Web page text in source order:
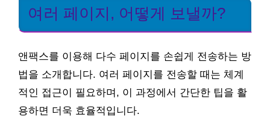
여러 페이지, 어떻게 보낼까?
앤팩스를 이용해 다수 페이지를 손쉽게 전송하는 방
법을 소개합니다. 여러 페이지를 전송할 때는 체계
적인 접근이 필요하며, 이 과정에서 간단한 팁을 활
용하면 더욱 효율적입니다.